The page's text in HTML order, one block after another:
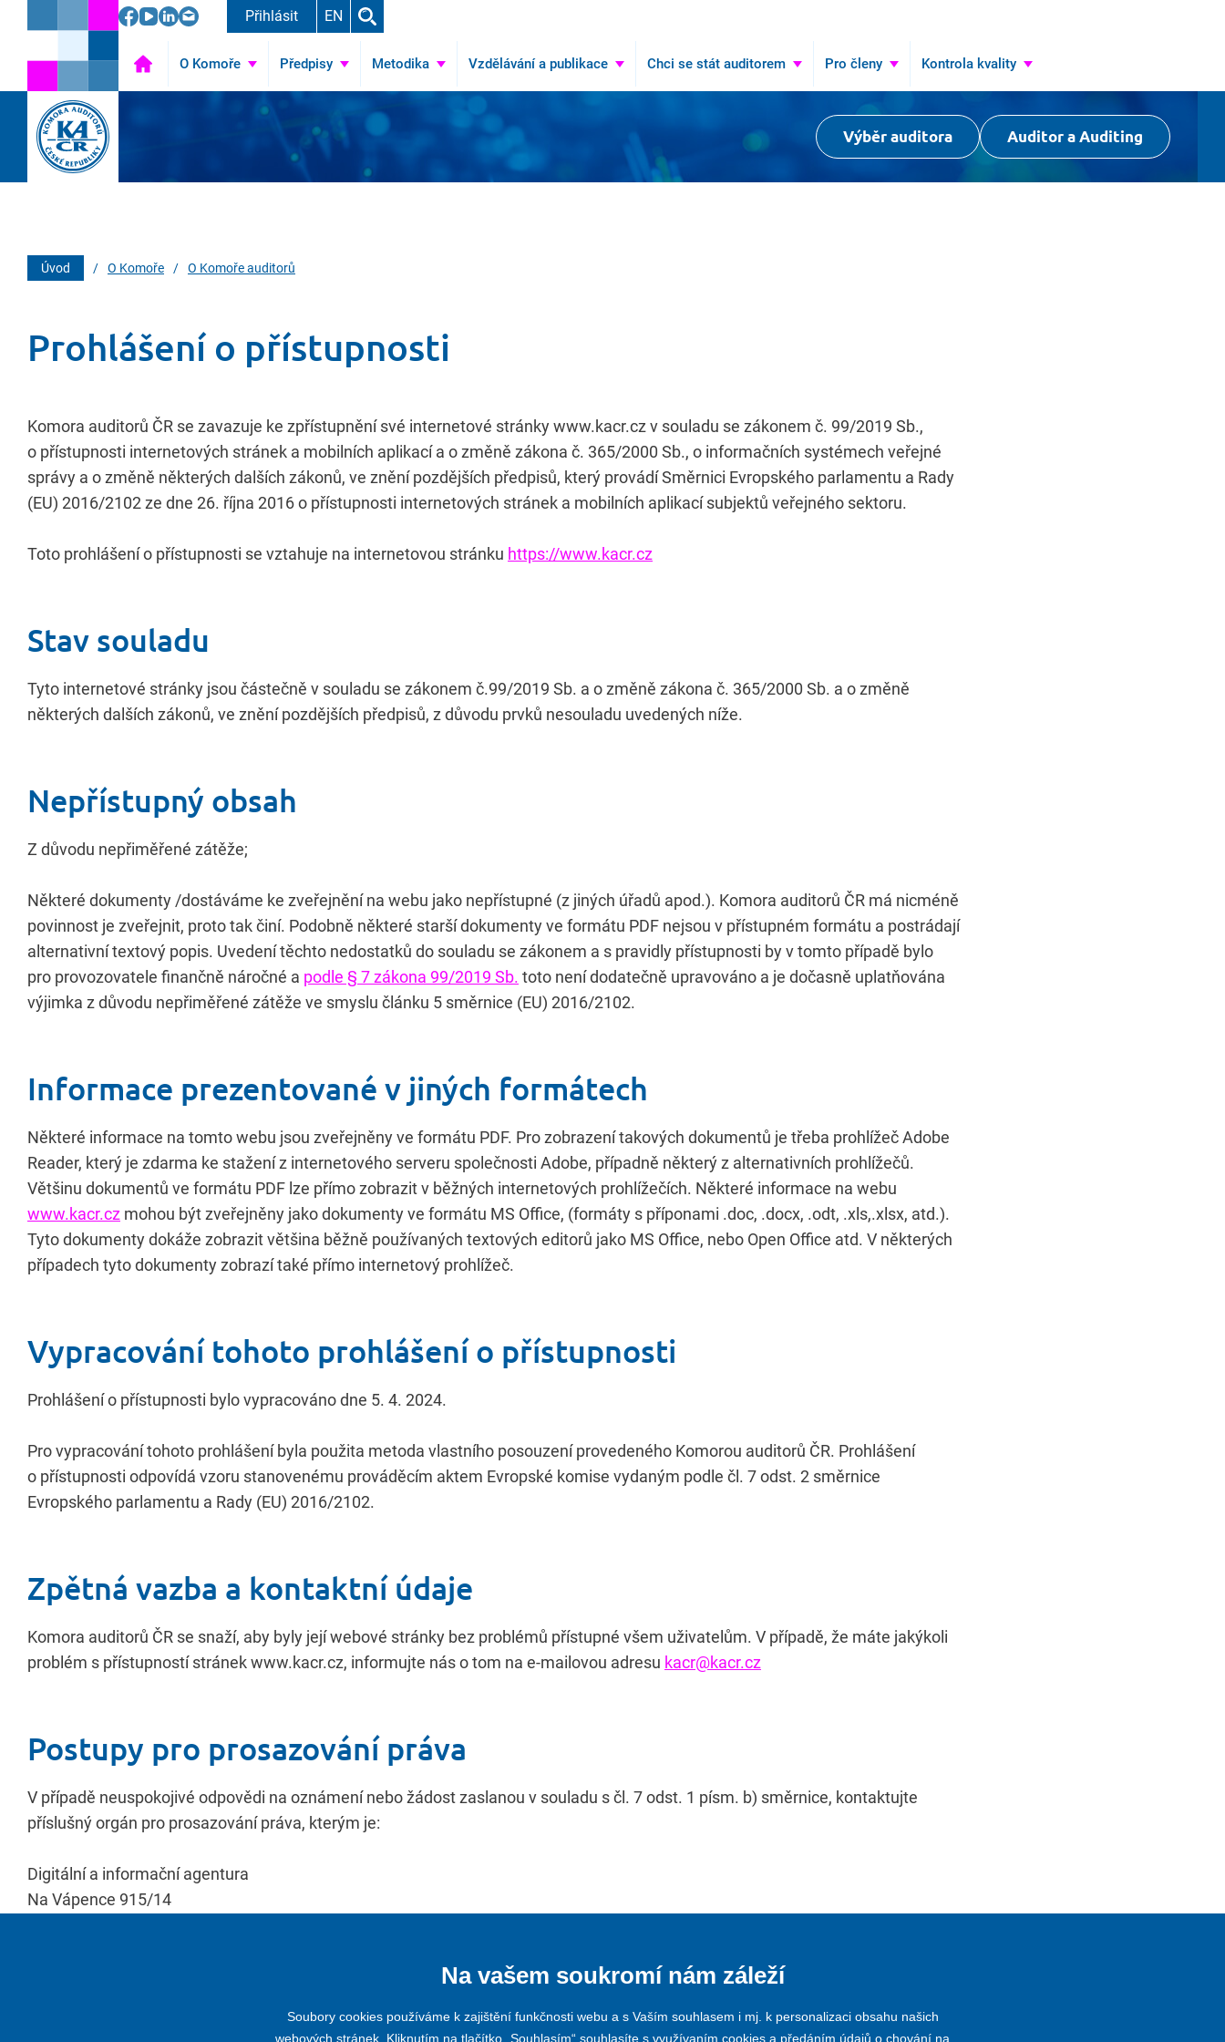
Přihlásit EN
Úvod
O Komoře Předpisy Metodika Vzdělávání a publikace Chci se stát auditorem Pro členy Kontrola kvality
Výběr auditora Auditor a Auditing
Úvod / O Komoře / O Komoře auditorů
Prohlášení o přístupnosti
Komora auditorů ČR se zavazuje ke zpřístupnění své internetové stránky www.kacr.cz v souladu se zákonem č. 99/2019 Sb.,
o přístupnosti internetových stránek a mobilních aplikací a o změně zákona č. 365/2000 Sb., o informačních systémech veřejné
správy a o změně některých dalších zákonů, ve znění pozdějších předpisů, který provádí Směrnici Evropského parlamentu a Rady
(EU) 2016/2102 ze dne 26. října 2016 o přístupnosti internetových stránek a mobilních aplikací subjektů veřejného sektoru.
Toto prohlášení o přístupnosti se vztahuje na internetovou stránku https://www.kacr.cz
Stav souladu
Tyto internetové stránky jsou částečně v souladu se zákonem č.99/2019 Sb. a o změně zákona č. 365/2000 Sb. a o změně
některých dalších zákonů, ve znění pozdějších předpisů, z důvodu prvků nesouladu uvedených níže.
Nepřístupný obsah
Z důvodu nepřiměřené zátěže;
Některé dokumenty /dostáváme ke zveřejnění na webu jako nepřístupné (z jiných úřadů apod.). Komora auditorů ČR má nicméně
povinnost je zveřejnit, proto tak činí. Podobně některé starší dokumenty ve formátu PDF nejsou v přístupném formátu a postrádají
alternativní textový popis. Uvedení těchto nedostatků do souladu se zákonem a s pravidly přístupnosti by v tomto případě bylo
pro provozovatele finančně náročné a podle § 7 zákona 99/2019 Sb. toto není dodatečně upravováno a je dočasně uplatňována
výjimka z důvodu nepřiměřené zátěže ve smyslu článku 5 směrnice (EU) 2016/2102.
Informace prezentované v jiných formátech
Některé informace na tomto webu jsou zveřejněny ve formátu PDF. Pro zobrazení takových dokumentů je třeba prohlížeč Adobe
Reader, který je zdarma ke stažení z internetového serveru společnosti Adobe, případně některý z alternativních prohlížečů.
Většinu dokumentů ve formátu PDF lze přímo zobrazit v běžných internetových prohlížečích. Některé informace na webu
www.kacr.cz mohou být zveřejněny jako dokumenty ve formátu MS Office, (formáty s příponami .doc, .docx, .odt, .xls,.xlsx, atd.).
Tyto dokumenty dokáže zobrazit většina běžně používaných textových editorů jako MS Office, nebo Open Office atd. V některých
případech tyto dokumenty zobrazí také přímo internetový prohlížeč.
Vypracování tohoto prohlášení o přístupnosti
Prohlášení o přístupnosti bylo vypracováno dne 5. 4. 2024.
Pro vypracování tohoto prohlášení byla použita metoda vlastního posouzení provedeného Komorou auditorů ČR. Prohlášení
o přístupnosti odpovídá vzoru stanovenému prováděcím aktem Evropské komise vydaným podle čl. 7 odst. 2 směrnice
Evropského parlamentu a Rady (EU) 2016/2102.
Zpětná vazba a kontaktní údaje
Komora auditorů ČR se snaží, aby byly její webové stránky bez problémů přístupné všem uživatelům. V případě, že máte jakýkoli
problém s přístupností stránek www.kacr.cz, informujte nás o tom na e-mailovou adresu kacr@kacr.cz
Postupy pro prosazování práva
V případě neuspokojivé odpovědi na oznámení nebo žádost zaslanou v souladu s čl. 7 odst. 1 písm. b) směrnice, kontaktujte
příslušný orgán pro prosazování práva, kterým je:
Digitální a informační agentura
Na Vápence 915/14
Na vašem soukromí nám záleží
Soubory cookies používáme k zajištění funkčnosti webu a s Vaším souhlasem i mj. k personalizaci obsahu našich
webových stránek. Kliknutím na tlačítko „Souhlasím“ souhlasíte s využívaním cookies a předáním údajů o chování na